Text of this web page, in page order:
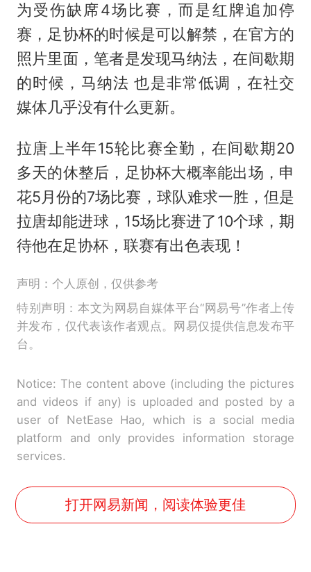
为受伤缺席4场比赛，而是红牌追加停
赛，足协杯的时候是可以解禁，在官方的
照片里面，笔者是发现马纳法，在间歇期
的时候，马纳法 也是非常低调，在社交
媒体几乎没有什么更新。
拉唐上半年15轮比赛全勤，在间歇期20
多天的休整后，足协杯大概率能出场，申
花5月份的7场比赛，球队难求一胜，但是
拉唐却能进球，15场比赛进了10个球，期
待他在足协杯，联赛有出色表现！
声明：个人原创，仅供参考
特别声明：本文为网易自媒体平台“网易号”作者上传
并发布，仅代表该作者观点。网易仅提供信息发布平
台。
Notice: The content above (including the pictures
and videos if any) is uploaded and posted by a
user of NetEase Hao, which is a social media
platform and only provides information storage
services.
打开网易新闻，阅读体验更佳